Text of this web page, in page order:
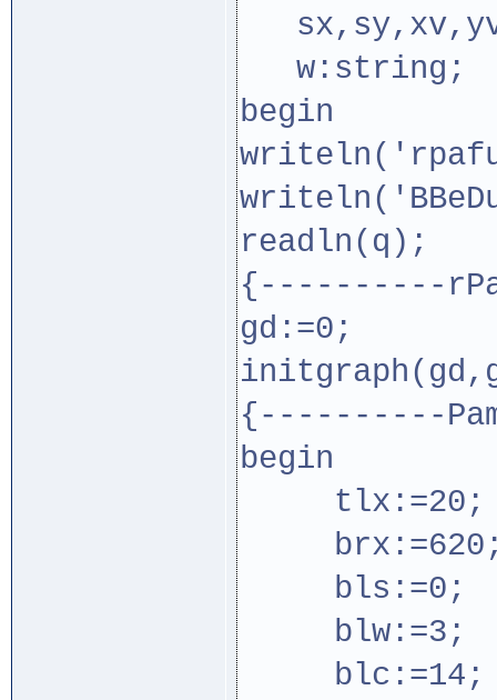
w:string;
begin
readln(q);
{----------
gd:=0;
{----------
begin
bls:=0;
blw:=3;
blc:=14;